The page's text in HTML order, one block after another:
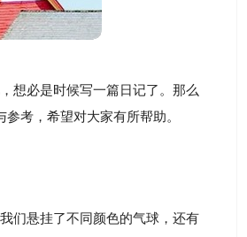
想必是时候写一篇日记了。那么
考，希望对大家有所帮助。
们悬挂了不同颜色的气球，还有